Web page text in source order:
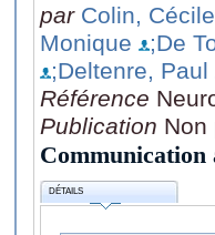
par Colin, Cécile
Monique
;De
;Deltenre, Paul
Référence
Publication Non
Communication
DÉTAILS